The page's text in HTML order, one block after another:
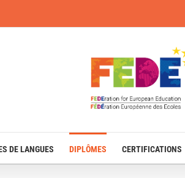
DE LANGUES DIPLÔMES CERTIFICATIONS